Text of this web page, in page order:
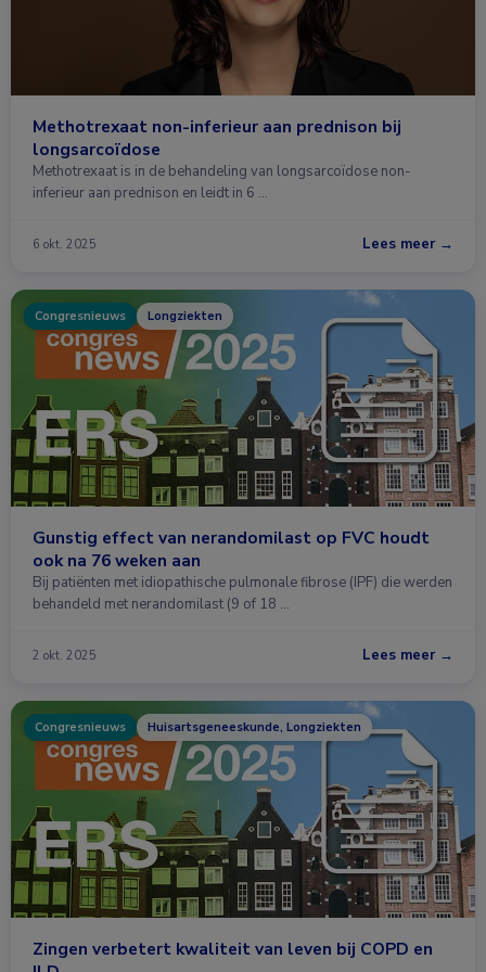
Methotrexaat non-inferieur aan prednison bij
longsarcoïdose
Methotrexaat is in de behandeling van longsarcoïdose non-
inferieur aan prednison en leidt in 6 …
6 okt. 2025 Lees meer →
Congresnieuws Longziekten
Gunstig effect van nerandomilast op FVC houdt
ook na 76 weken aan
Bij patiënten met idiopathische pulmonale fibrose (IPF) die werden
behandeld met nerandomilast (9 of 18 …
2 okt. 2025 Lees meer →
Congresnieuws Huisartsgeneeskunde, Longziekten
Zingen verbetert kwaliteit van leven bij COPD en